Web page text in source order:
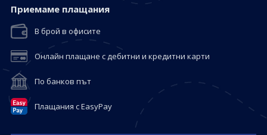
Приемaме плащания
В брой в офисите
Онлайн плащане с дебитни и кредитни карти
По банков път
Плащания с EasyPay